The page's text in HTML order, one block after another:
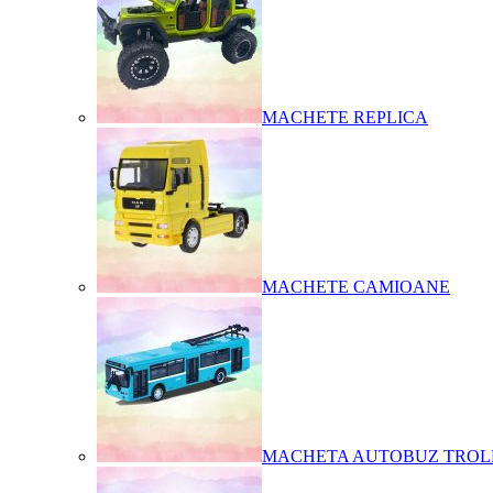
MACHETE REPLICA
MACHETE CAMIOANE
MACHETA AUTOBUZ